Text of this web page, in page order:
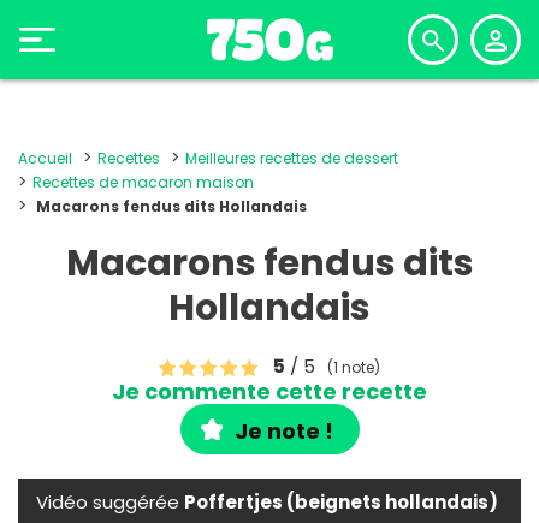
Accueil Recettes
Meilleures recettes de dessert
Recettes de macaron maison
Macarons fendus dits Hollandais
Macarons fendus dits
Hollandais
5 / 5 (1 note)
Je commente cette recette
Je note !
Vidéo suggérée Poffertjes (beignets hollandais)